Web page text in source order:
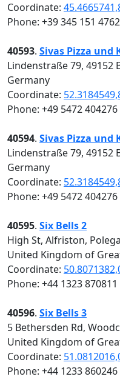
Coordinate:
Phone: +39 345 151 4762
40593. Sivas Pizza und
Lindenstraße 79, 49152
Germany
Coordinate:
Phone: +49 5472 404276
40594. Sivas Pizza und
Lindenstraße 79, 49152
Germany
Coordinate:
Phone: +49 5472 404276
40595. Six Bells 2
High St, Alfriston,
United Kingdom of
Coordinate:
Phone: +44 1323 870811
40596. Six Bells 3
5 Bethersden Rd,
United Kingdom of
Coordinate:
Phone: +44 1233 860246